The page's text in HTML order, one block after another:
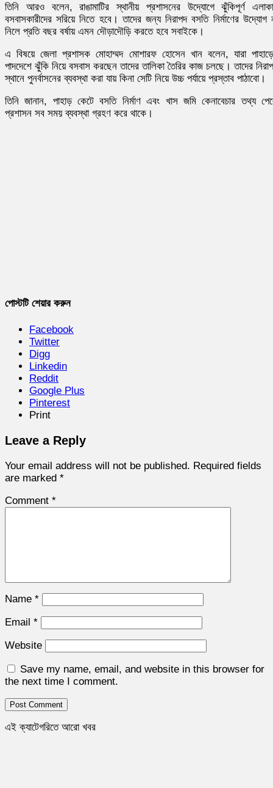
তিনি আরও বলেন, রাঙামাটির স্থানীয় প্রশাসনের উদ্যোগে ঝুঁকিপূর্ণ
বসবাসকারীদের সরিয়ে নিতে হবে। তাদের জন্য নিরাপদ বসতি নির্মাণের উদ্যোগ
নিলে প্রতি বছর বর্ষায় এমন দৌড়াদৌড়ি করতে হবে সবাইকে।
এ বিষয়ে জেলা প্রশাসক মোহাম্মদ মোশারফ হোসেন খান বলেন, যারা
পাদদেশে ঝুঁকি নিয়ে বসবাস করছেন তাদের তালিকা তৈরির কাজ চলছে। তাদের
স্থানে পুনর্বাসনের ব্যবস্থা করা যায় কিনা সেটি নিয়ে উচ্চ পর্যায়ে প্রস্তাব পাঠাবো।
তিনি জানান, পাহাড় কেটে বসতি নির্মাণ এবং খাস জমি কেনাবেচার তথ্য
প্রশাসন সব সময় ব্যবস্থা গ্রহণ করে থাকে।
পোস্টটি শেয়ার করুন
Facebook
Twitter
Digg
Linkedin
Reddit
Google Plus
Pinterest
Print
Leave a Reply
Your email address will not be published. Required fields
are marked *
Comment *
Name *
Email *
Website
Save my name, email, and website in this browser for
the next time I comment.
এই ক্যাটেগরিতে আরো খবর